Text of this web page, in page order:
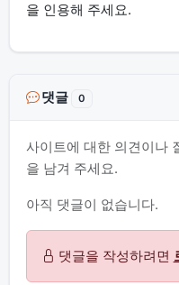
을 인용해 주세요.
댓글 0
사이트에 대한 의견이나
을 남겨 주세요.
아직 댓글이 없습니다.
댓글을 작성하려면